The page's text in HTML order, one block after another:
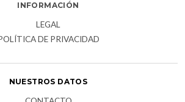
INFORMACIÓN
LEGAL
DE PRIVACIDAD
NUESTROS DATOS